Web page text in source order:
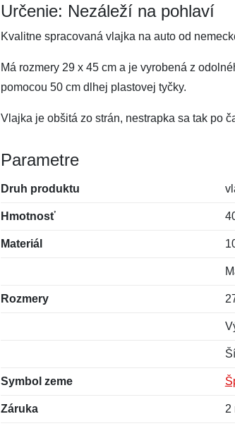
Určenie: Nezáleží na pohlaví
Kvalitne spracovaná vlajka na auto od
Má rozmery 29 x 45 cm a je vyrobená z
pomocou 50 cm dlhej plastovej tyčky.
Vlajka je obšitá zo strán, nestrapka sa tak po
Parametre
Druh produktu
Hmotnosť
Materiál
Rozmery
Symbol zeme
Záruka 2